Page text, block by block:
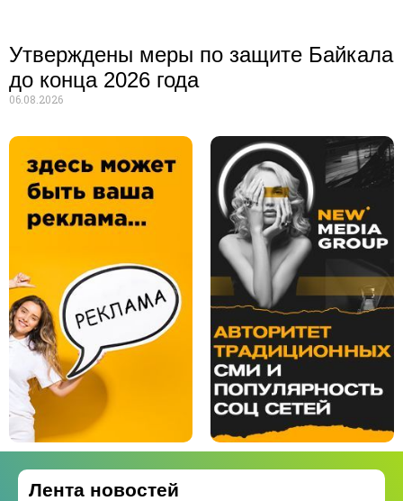
Утверждены меры по защите Байкала
до конца 2026 года
06.08.2026
Лента новостей